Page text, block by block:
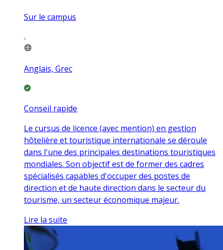
Sur le campus
Anglais, Grec
Conseil rapide
Le cursus de licence (avec mention) en gestion
hôtelière et touristique internationale se déroule
dans l'une des principales destinations touristiques
mondiales. Son objectif est de former des cadres
spécialisés capables d'occuper des postes de
direction et de haute direction dans le secteur du
tourisme, un secteur économique majeur.
Lire la suite